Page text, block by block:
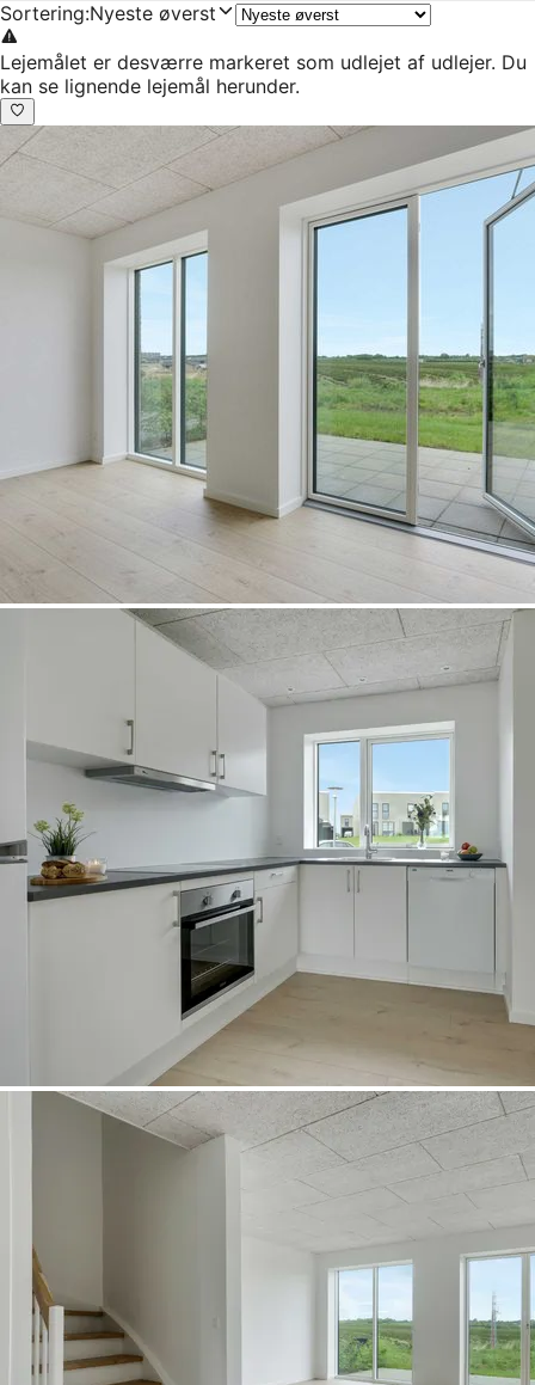
Sortering:Nyeste øverst
Lejemålet er desværre markeret som udlejet af udlejer. Du
kan se lignende lejemål herunder.